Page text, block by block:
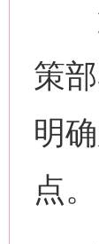
第
策
明
点。